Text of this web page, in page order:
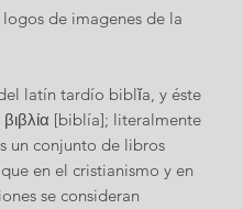
logos de imagenes de la
latín tardío biblĭa, y éste
[biblía]; literalmente
un conjunto de libros
en el cristianismo y en
se consideran